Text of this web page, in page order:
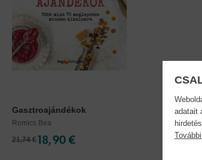
Gasztroajándékok
Romics Bea
21,74 €18,90 €
adatait